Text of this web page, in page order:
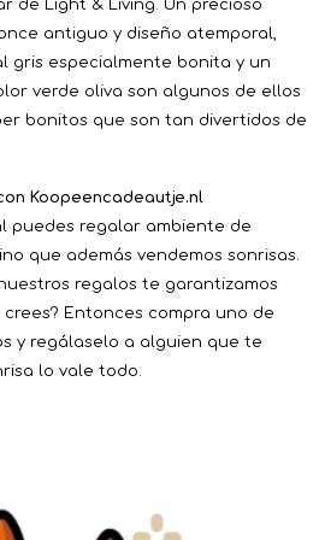
de Light & Living. Un precioso
antiguo y diseño atemporal,
gris especialmente bonita y un
verde oliva son algunos de ellos
bonitos que son tan divertidos de
Koopeencadeautje.nl
puedes regalar ambiente de
que además vendemos sonrisas.
regalos te garantizamos
Entonces compra uno de
y regálaselo a alguien que te
lo vale todo.